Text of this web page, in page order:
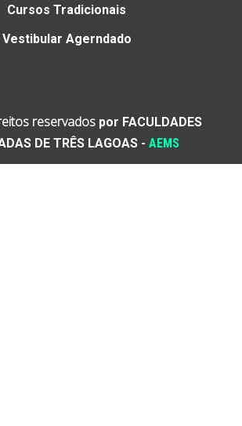
Cursos Tradicionais
Vestibular Agerndado
reservados por FACULDADES
DE TRÊS LAGOAS - AEMS